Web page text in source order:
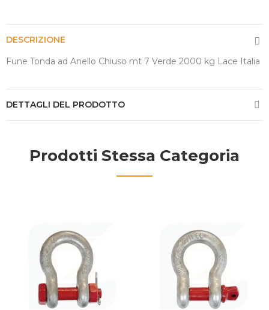
DESCRIZIONE
Fune Tonda ad Anello Chiuso mt 7 Verde 2000 kg Lace Italia
DETTAGLI DEL PRODOTTO
Prodotti Stessa Categoria